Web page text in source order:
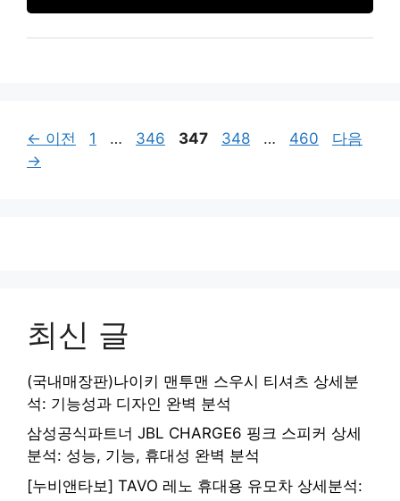
← 이전
페
1 …
페
346
페
347
페
348 …
페
460
다음
→
최신 글
(국내매장판)나이키 맨투맨 스우시 티셔츠 상세분
석: 기능성과 디자인 완벽 분석
삼성공식파트너 JBL CHARGE6 핑크 스피커 상세
분석: 성능, 기능, 휴대성 완벽 분석
[누비앤타보] TAVO 레노 휴대용 유모차 상세분석: